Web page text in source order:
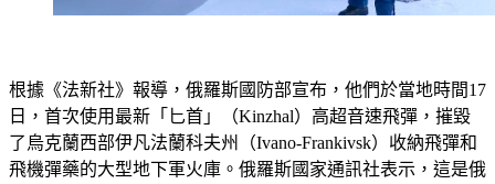
根據《法新社》報導，俄羅斯國防部宣布，他們於當地時間17
日，首次使用最新「匕首」（Kinzhal）高超音速飛彈，摧毀
了烏克蘭西部伊凡法蘭科夫州（Ivano-Frankivsk）收納飛彈和
飛機彈藥的大型地下軍火庫。俄羅斯國家通訊社表示，這是俄